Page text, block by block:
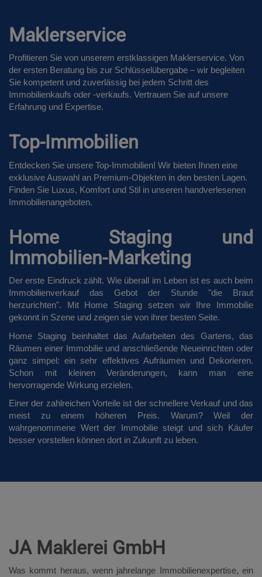
Maklerservice
Profitieren Sie von unserem erstklassigen Maklerservice. Von
der ersten Beratung bis zur Schlüsselübergabe – wir begleiten
Sie kompetent und zuverlässig bei jedem Schritt des
Immobilienkaufs oder -verkaufs. Vertrauen Sie auf unsere
Erfahrung und Expertise.
Top-Immobilien
Entdecken Sie unsere Top-Immobilien! Wir bieten Ihnen eine
exklusive Auswahl an Premium-Objekten in den besten Lagen.
Finden Sie Luxus, Komfort und Stil in unseren handverlesenen
Immobilienangeboten.
Home Staging und
Immobilien-Marketing
Der erste Eindruck zählt. Wie überall im Leben ist es auch beim
Immobilienverkauf das Gebot der Stunde "die Braut
herzurichten". Mit Home Staging setzen wir Ihre Immobilie
gekonnt in Szene und zeigen sie von ihrer besten Seite.
Home Staging beinhaltet das Aufarbeiten des Gartens, das
Räumen einer Immobilie und anschließende Neueinrichten oder
ganz simpel: ein sehr effektives Aufräumen und Dekorieren.
Schon mit kleinen Veränderungen, kann man eine
hervorragende Wirkung erzielen.
Einer der zahlreichen Vorteile ist der schnellere Verkauf und das
meist zu einem höheren Preis. Warum? Weil der
wahrgenommene Wert der Immobilie steigt und sich Käufer
besser vorstellen können dort in Zukunft zu leben.
JA Maklerei GmbH
Was kommt heraus, wenn jahrelange Immobilienexpertise, ein